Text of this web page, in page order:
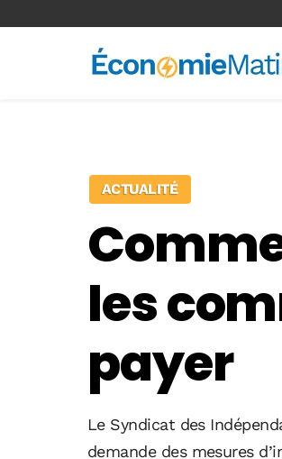
ACTUALITÉ
les
payer
Le Syndicat des
demande des mesures